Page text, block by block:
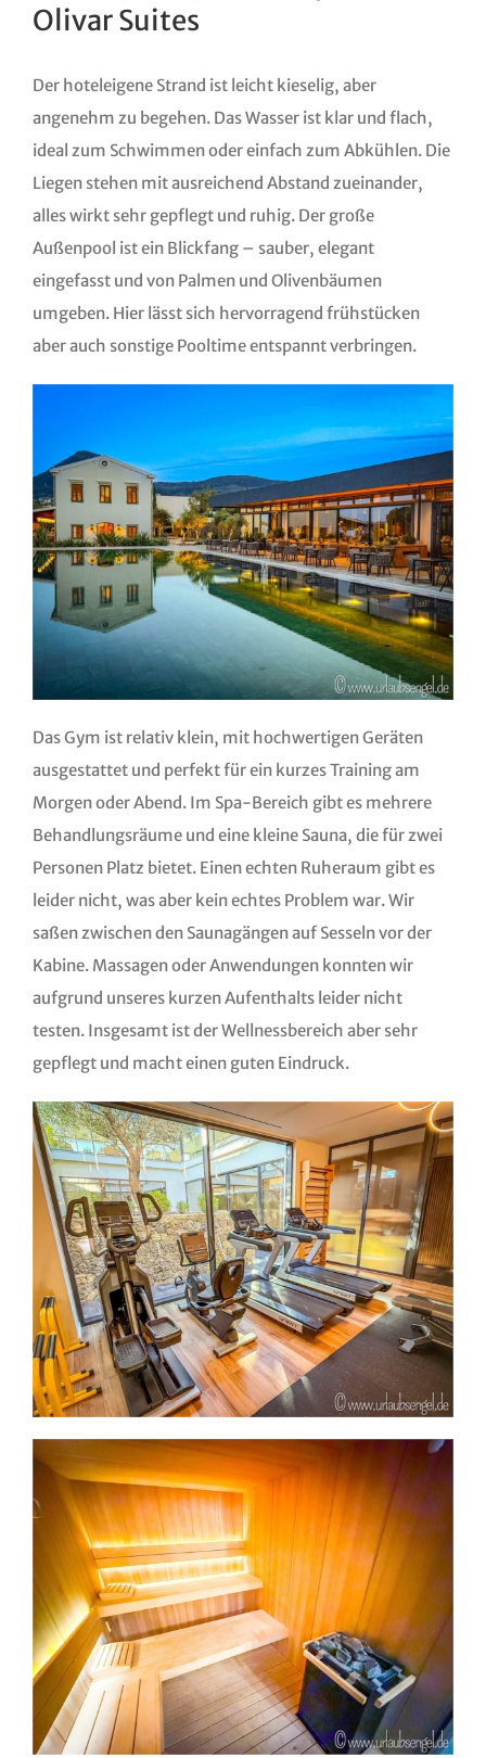
Olivar Suites
Der hoteleigene Strand ist leicht kieselig, aber
angenehm zu begehen. Das Wasser ist klar und flach,
ideal zum Schwimmen oder einfach zum Abkühlen. Die
Liegen stehen mit ausreichend Abstand zueinander,
alles wirkt sehr gepflegt und ruhig. Der große
Außenpool ist ein Blickfang – sauber, elegant
eingefasst und von Palmen und Olivenbäumen
umgeben. Hier lässt sich hervorragend frühstücken
aber auch sonstige Pooltime entspannt verbringen.
Das Gym ist relativ klein, mit hochwertigen Geräten
ausgestattet und perfekt für ein kurzes Training am
Morgen oder Abend. Im Spa-Bereich gibt es mehrere
Behandlungsräume und eine kleine Sauna, die für zwei
Personen Platz bietet. Einen echten Ruheraum gibt es
leider nicht, was aber kein echtes Problem war. Wir
saßen zwischen den Saunagängen auf Sesseln vor der
Kabine. Massagen oder Anwendungen konnten wir
aufgrund unseres kurzen Aufenthalts leider nicht
testen. Insgesamt ist der Wellnessbereich aber sehr
gepflegt und macht einen guten Eindruck.